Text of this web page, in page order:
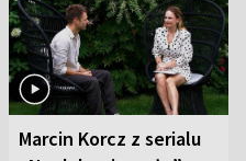
Marcin Korcz z serialu